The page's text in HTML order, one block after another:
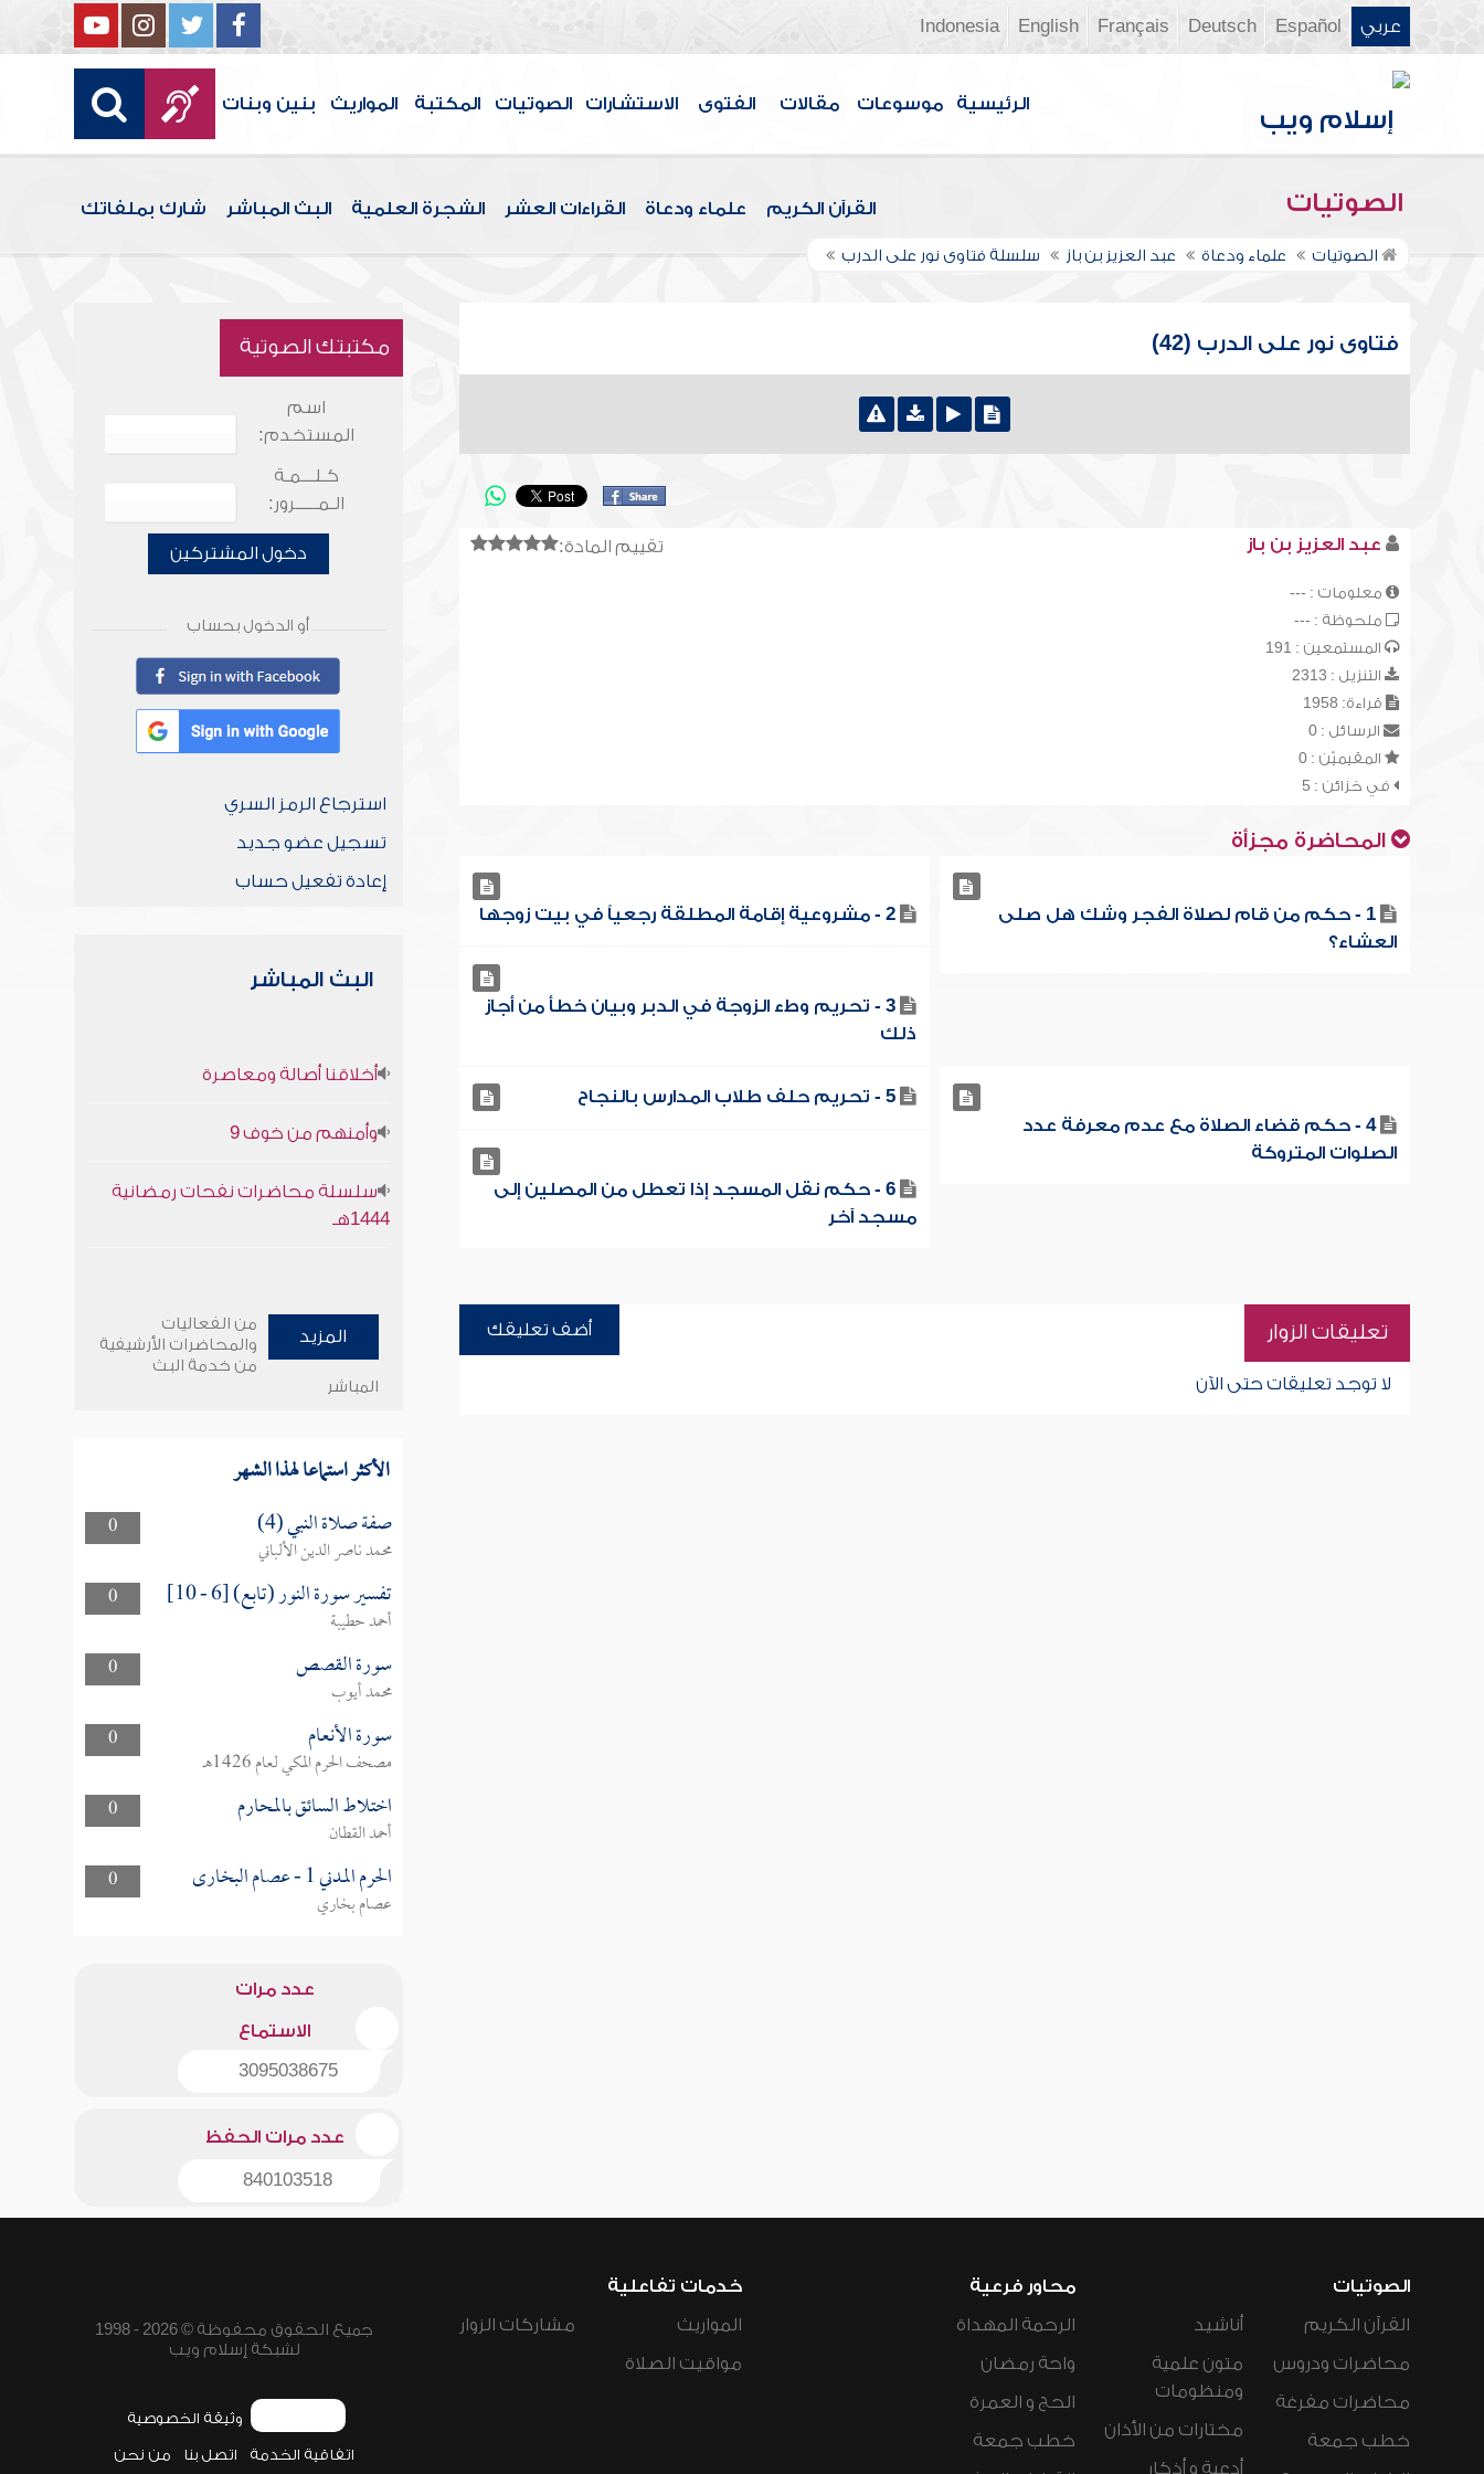
عربي Español
Deutsch
Français
English
Indonesia
الرئيسية موسوعات مقالات الفتوى الاستشارات الصوتيات المكتبة المواريث بنين وبنات
الصوتيات القرآن الكريم علماء ودعاة القراءات العشر الشجرة العلمية البث المباشر شارك بملفاتك
الصوتيات علماء ودعاة عبد العزيز بن باز سلسلة فتاوى نور على الدرب
فتاوى نور على الدرب (42)
تقييم المادة: عبد العزيز بن باز
معلومات : ---
ملحوظة : ---
المستمعين : 191
التنزيل : 2313
قراءة: 1958
الرسائل : 0
المقيميّن : 0
في خزائن : 5
المحاضرة مجزأة
1 - حكم من قام لصلاة الفجر وشك هل صلى
العشاء؟
2 - مشروعية إقامة المطلقة رجعياً في بيت زوجها
3 - تحريم وطء الزوجة في الدبر وبيان خطأ من أجاز
ذلك
4 - حكم قضاء الصلاة مع عدم معرفة عدد
الصلوات المتروكة
5 - تحريم حلف طلاب المدارس بالنجاح
6 - حكم نقل المسجد إذا تعطل من المصلين إلى
مسجد آخر
تعليقات الزوار أضف تعليقك
لا توجد تعليقات حتى الآن
مكتبتك الصوتية
اسم
المستخدم:
كـلـــمـة
الـمـــــرور:
دخول المشتركين
أو الدخول بحساب
استرجاع الرمز السري
تسجيل عضو جديد
إعادة تفعيل حساب
البث المباشر
أخلاقنا أصالة ومعاصرة
وأمنهم من خوف 9
سلسلة محاضرات نفحات رمضانية
1444هـ
المزيد
من الفعاليات
والمحاضرات الأرشيفية
من خدمة البث
المباشر
الأكثر استماعا لهذا الشهر
0 صفة صلاة النبي (4)
محمد ناصر الدين الألباني
0
تفسير سورة النور (تابع) [6 - 10]
أحمد حطيبة
0
سورة القصص
محمد أيوب
0
سورة الأنعام
مصحف الحرم المكي لعام 1426هـ
0
اختلاط السائق بالمحارم
أحمد القطان
0
الحرم المدني 1 - عصام البخارى
عصام بخاري
عدد مرات
الاستماع
3095038675
عدد مرات الحفظ
840103518
الصوتيات
القرآن الكريم
محاضرات ودروس
محاضرات مفرغة
خطب جمعة
أناشيد
متون علمية
ومنظومات
مختارات من الأذان
أدعية و أذكار
محاور فرعية
الرحمة المهداة
واحة رمضان
الحج و العمرة
خطب جمعة
خدمات تفاعلية
المواريث
مواقيت الصلاة
مشاركات الزوار
جميع الحقوق محفوظة © 2026 - 1998
لشبكة إسلام ويب
وثيقة الخصوصية
اتفاقية الخدمة اتصل بنا من نحن